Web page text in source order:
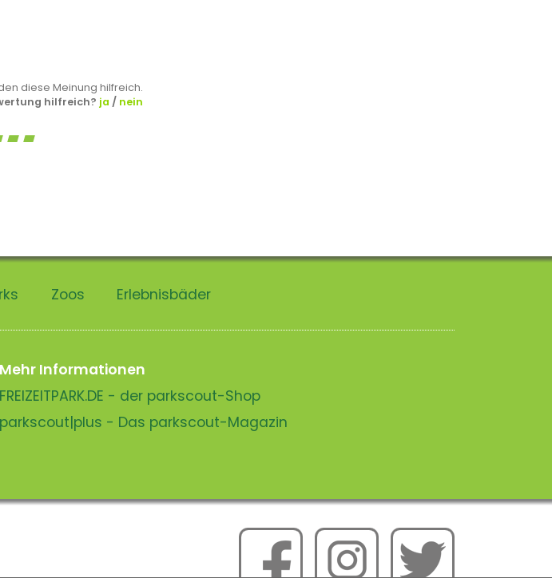
diese Meinung hilfreich.
hilfreich? ja / nein
Zoos Erlebnisbäder
Mehr Informationen
FREIZEITPARK.DE - der parkscout-Shop
parkscout|plus - Das parkscout-Magazin